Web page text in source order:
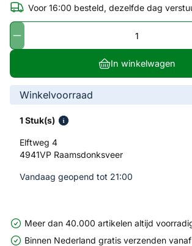
Voor 16:00 besteld, dezelfde dag
In winkelwagen
Winkelvoorraad
1 Stuk(s)
Elftweg 4
4941VP Raamsdonksveer
Vandaag geopend tot 21:00
Meer dan 40.000 artikelen altijd
Binnen Nederland gratis verzenden